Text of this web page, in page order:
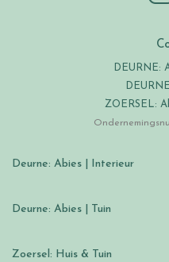
DEURNE:
ZOERSEL:
Deurne: Abies | Interieur
Deurne: Abies | Tuin
Zoersel: Huis & Tuin